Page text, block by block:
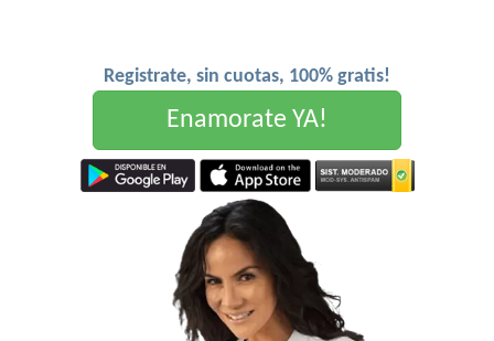
Registrate, sin cuotas, 100% gratis!
Enamorate YA!